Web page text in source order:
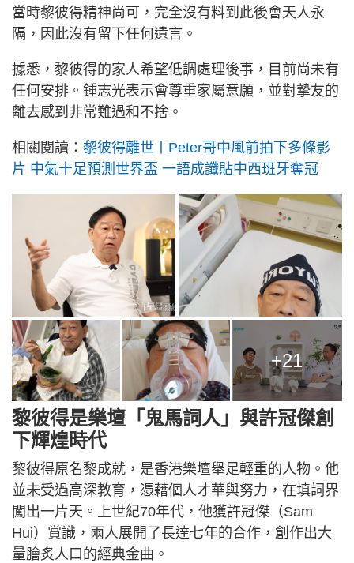
當時黎彼得精神尚可，完全沒有料到此後會天人永
隔，因此沒有留下任何遺言。
據悉，黎彼得的家人希望低調處理後事，目前尚未有
任何安排。鍾志光表示會尊重家屬意願，並對摯友的
離去感到非常難過和不捨。
相關閱讀： 黎彼得離世丨Peter哥中風前拍下多條影
片 中氣十足預測世界盃 一語成讖貼中西班牙奪冠
+21
黎彼得是樂壇「鬼馬詞人」與許冠傑創
下輝煌時代
黎彼得原名黎成就，是香港樂壇舉足輕重的人物。他
並未受過高深教育，憑藉個人才華與努力，在填詞界
闖出一片天。上世紀70年代，他獲許冠傑（Sam
Hui）賞識，兩人展開了長達七年的合作，創作出大
量膾炙人口的經典金曲。